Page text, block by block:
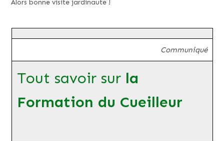
Alors bonne visite jardinaute !
Communiqué
Tout savoir sur la
Formation du Cueilleur